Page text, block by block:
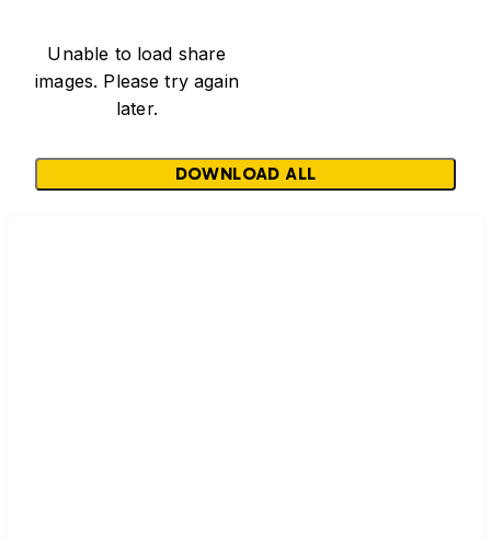
Unable to load share
images. Please try again
later.
DOWNLOAD ALL